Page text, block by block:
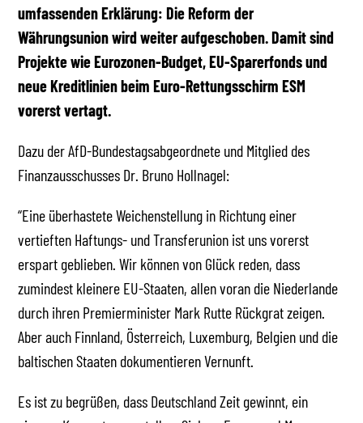
umfassenden Erklärung: Die Reform der
Währungsunion wird weiter aufgeschoben. Damit sind
Projekte wie Eurozonen-Budget, EU-Sparerfonds und
neue Kreditlinien beim Euro-Rettungsschirm ESM
vorerst vertagt.
Dazu der AfD-Bundestagsabgeordnete und Mitglied des
Finanzausschusses Dr. Bruno Hollnagel:
“Eine überhastete Weichenstellung in Richtung einer
vertieften Haftungs- und Transferunion ist uns vorerst
erspart geblieben. Wir können von Glück reden, dass
zumindest kleinere EU-Staaten, allen voran die Niederlande
durch ihren Premierminister Mark Rutte Rückgrat zeigen.
Aber auch Finnland, Österreich, Luxemburg, Belgien und die
baltischen Staaten dokumentieren Vernunft.
Es ist zu begrüßen, dass Deutschland Zeit gewinnt, ein